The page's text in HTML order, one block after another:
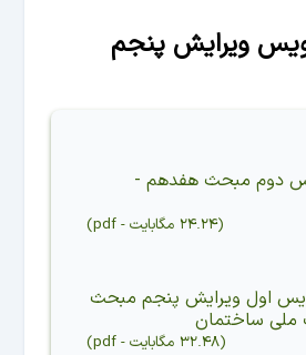
ویرایش پنجم
دوم مبحث هفدهم -
(۲۴.۲۴ مگابایت -
pdf
)
اول ویرایش پنجم مبحث
ملی ساختمان
(۳۲.۴۸ مگابایت -
pdf
)